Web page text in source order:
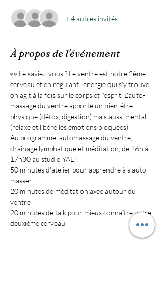
+ 4 autres invités
À propos de l'événement
👀 Le saviez-vous ? Le ventre est notre 2ème
cerveau et en régulant l'énergie qui s'y trouve,
on agit à la fois sur le corps et l'esprit. L'auto-
massage du ventre apporte un bien-être
physique (détox, digestion) mais aussi mental
(relaxe et libère les émotions bloquées)
Au programme, automassage du ventre,
drainage lymphatique et méditation, de 16h à
17h30 au studio YAL :
50 minutes d'atelier pour apprendre à s'auto-
masser
20 minutes de méditation axée autour du
ventre
20 minutes de talk pour mieux connaître votre
deuxième cerveau